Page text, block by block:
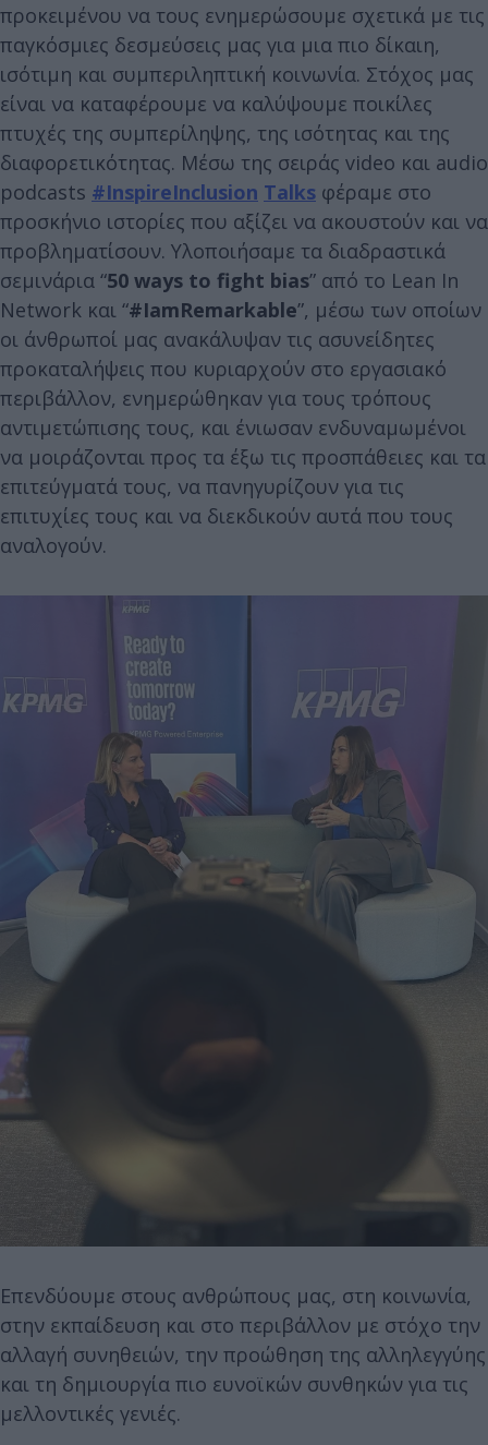
προκειμένου να τους ενημερώσουμε σχετικά με τις
παγκόσμιες δεσμεύσεις μας για μια πιο δίκαιη,
ισότιμη και συμπεριληπτική κοινωνία. Στόχος μας
είναι να καταφέρουμε να καλύψουμε ποικίλες
πτυχές της συμπερίληψης, της ισότητας και της
διαφορετικότητας. Μέσω της σειράς video και audio
podcasts #InspireInclusion Talks φέραμε στο
προσκήνιο ιστορίες που αξίζει να ακουστούν και να
προβληματίσουν. Υλοποιήσαμε τα διαδραστικά
σεμινάρια “50 ways to fight bias” από το Lean In
Network και “#IamRemarkable”, μέσω των οποίων
οι άνθρωποί μας ανακάλυψαν τις ασυνείδητες
προκαταλήψεις που κυριαρχούν στο εργασιακό
περιβάλλον, ενημερώθηκαν για τους τρόπους
αντιμετώπισης τους, και ένιωσαν ενδυναμωμένοι
να μοιράζονται προς τα έξω τις προσπάθειες και τα
επιτεύγματά τους, να πανηγυρίζουν για τις
επιτυχίες τους και να διεκδικούν αυτά που τους
αναλογούν.
Επενδύουμε στους ανθρώπους μας, στη κοινωνία,
στην εκπαίδευση και στο περιβάλλον με στόχο την
αλλαγή συνηθειών, την προώθηση της αλληλεγγύης
και τη δημιουργία πιο ευνοϊκών συνθηκών για τις
μελλοντικές γενιές.